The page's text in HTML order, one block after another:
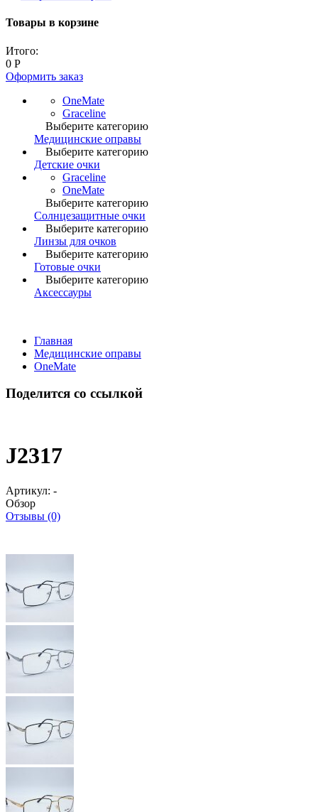
Товары в корзине
Итого:
0 Р
Оформить заказ
OneMate
Graceline
Выберите категорию
Медицинские оправы
Выберите категорию
Детские очки
Graceline
OneMate
Выберите категорию
Солнцезащитные очки
Выберите категорию
Линзы для очков
Выберите категорию
Готовые очки
Выберите категорию
Аксессауры
Главная
Медицинские оправы
OneMate
Поделится со ссылкой
J2317
Артикул: -
Обзор
Отзывы (0)